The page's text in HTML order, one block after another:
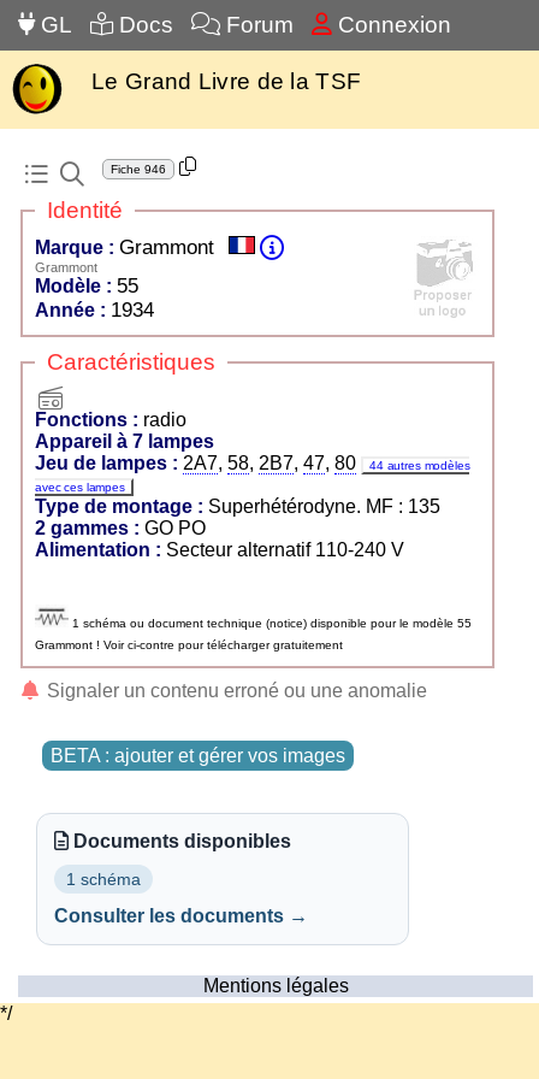
GL Docs Forum Connexion
Le Grand Livre de la TSF
Fiche 946
Identité
Marque : Grammont
Grammont
Modèle : 55
Année : 1934
Caractéristiques
Fonctions : radio
Appareil à 7 lampes
Jeu de lampes : 2A7, 58, 2B7, 47, 80
44 autres modèles
avec ces lampes
Type de montage : Superhétérodyne. MF : 135
2 gammes :
GO PO
Alimentation : Secteur alternatif 110-240 V
1 schéma ou document technique (notice) disponible pour le modèle 55
Grammont ! Voir ci-contre pour télécharger gratuitement
Signaler un contenu erroné ou une anomalie
BETA : ajouter et gérer vos images
Documents disponibles
1 schéma
Consulter les documents →
Mentions légales
*/